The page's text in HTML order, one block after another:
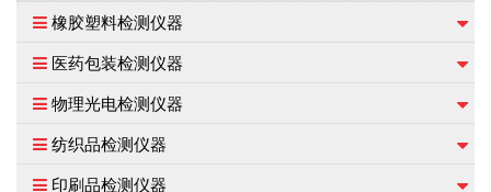
橡胶塑料检测仪器
医药包装检测仪器
物理光电检测仪器
纺织品检测仪器
印刷品检测仪器